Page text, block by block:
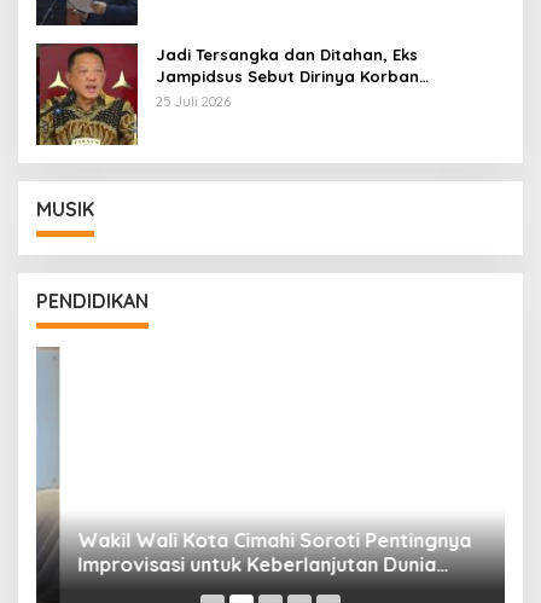
Jadi Tersangka dan Ditahan, Eks
Jampidsus Sebut Dirinya Korban
Kriminalisasi
25 Juli 2026
MUSIK
PENDIDIKAN
Wakil Wali Kota Cimahi Soroti Pentingnya
Improvisasi untuk Keberlanjutan Dunia
Pendidikan